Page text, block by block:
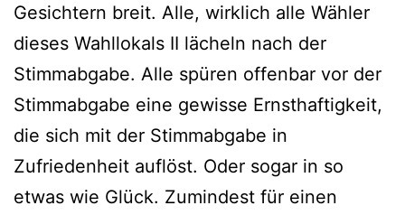
Gesichtern breit. Alle, wirklich alle Wähler
dieses Wahllokals II lächeln nach der
Stimmabgabe. Alle spüren offenbar vor der
Stimmabgabe eine gewisse Ernsthaftigkeit,
die sich mit der Stimmabgabe in
Zufriedenheit auflöst. Oder sogar in so
etwas wie Glück. Zumindest für einen